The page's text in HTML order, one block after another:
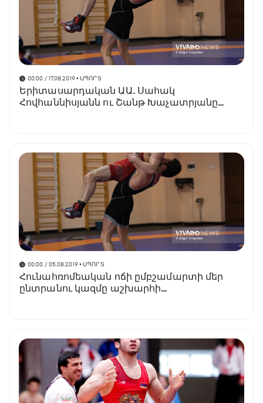
00:00 / 17.08.2019• ՍՊՈՐՏ
Երիտասարդական ԱԱ. Սահակ
Հովհաննիսյանն ու Շանթ Խաչատրյանը
00:00 / 05.08.2019• ՍՊՈՐՏ
Հունահռոմեական ոճի ըմբշամարտի մեր
ընտրանու կազմը աշխարհի